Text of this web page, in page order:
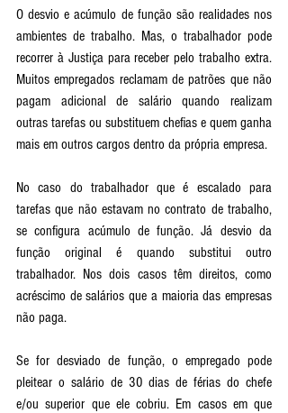
O desvio e acúmulo de função são realidades nos
ambientes de trabalho. Mas, o trabalhador pode
recorrer à Justiça para receber pelo trabalho extra.
Muitos empregados reclamam de patrões que não
pagam adicional de salário quando realizam
outras tarefas ou substituem chefias e quem ganha
mais em outros cargos dentro da própria empresa.
No caso do trabalhador que é escalado para
tarefas que não estavam no contrato de trabalho,
se configura acúmulo de função. Já desvio da
função original é quando substitui outro
trabalhador. Nos dois casos têm direitos, como
acréscimo de salários que a maioria das empresas
não paga.
Se for desviado de função, o empregado pode
pleitear o salário de 30 dias de férias do chefe
e/ou superior que ele cobriu. Em casos em que